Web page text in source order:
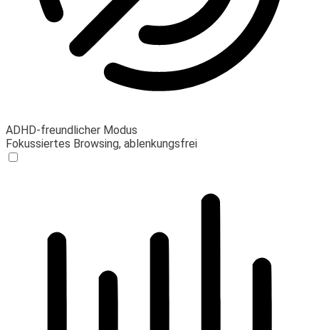
ADHD-freundlicher Modus
Fokussiertes Browsing, ablenkungsfrei